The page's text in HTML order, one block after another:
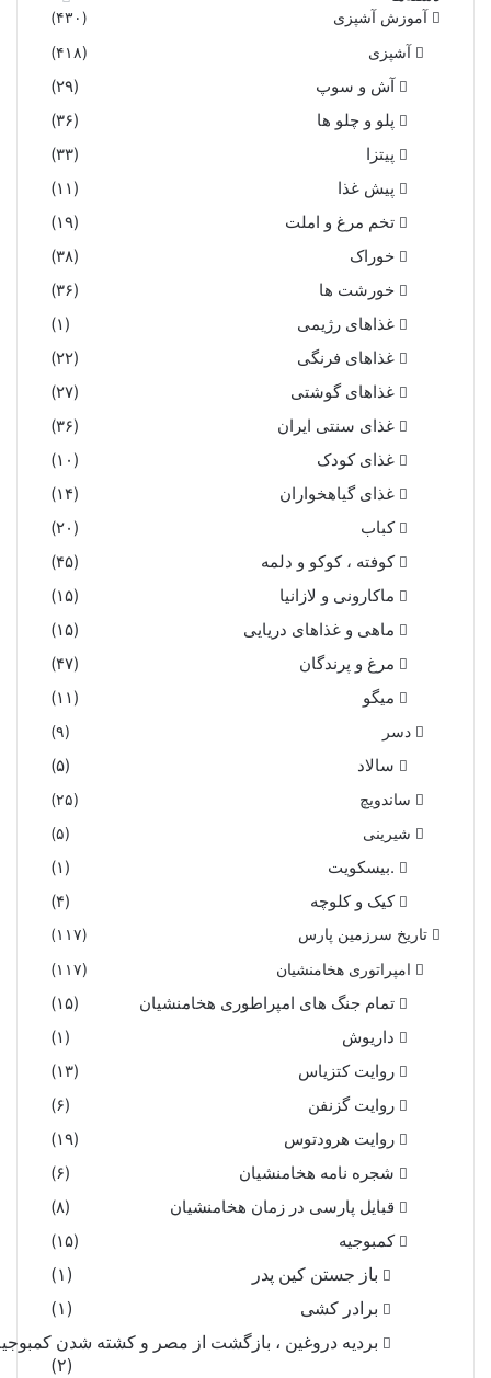
آموزش آشپزی (۴۳۰)
آشپزی (۴۱۸)
آش و سوپ
(۲۹)
پلو و چلو ها
(۳۶)
پیتزا
(۳۳)
پیش غذا
(۱۱)
تخم مرغ و املت
(۱۹)
خوراک
(۳۸)
خورشت ها
(۳۶)
غذاهای رژیمی
(۱)
غذاهای فرنگی
(۲۲)
غذاهای گوشتی
(۲۷)
غذای سنتی ایران
(۳۶)
غذای کودک
(۱۰)
غذای گیاهخواران
(۱۴)
کباب
(۲۰)
کوفته ، کوکو و دلمه
(۴۵)
ماکارونی و لازانیا
(۱۵)
ماهی و غذاهای دریایی
(۱۵)
مرغ و پرندگان
(۴۷)
میگو
(۱۱)
دسر (۹)
سالاد (۵)
ساندویچ
(۲۵)
شیرینی
(۵)
.بیسکویت
(۱)
کیک و کلوچه
(۴)
تاریخ سرزمین پارس (۱۱۷)
امپراتوری هخامنشیان (۱۱۷)
تمام جنگ های امپراطوری هخامنشیان
(۱۵)
داریوش
(۱)
روایت کتزیاس
(۱۳)
روایت گزنفن
(۶)
روایت هرودتوس
(۱۹)
شجره نامه هخامنشیان
(۶)
قبایل پارسی در زمان هخامنشیان
(۸)
کمبوجیه
(۱۵)
باز جستن کین پدر
(۱)
برادر کشی
(۱)
بردیه دروغین ، بازگشت از مصر و کشته شدن
(۲)